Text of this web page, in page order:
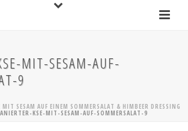
MIT-SESAM-AUF-
9
SESAM AUF EINEM SOMMERSALAT & HIMBEER DRESSING
KSE-MIT-SESAM-AUF-SOMMERSALAT-9